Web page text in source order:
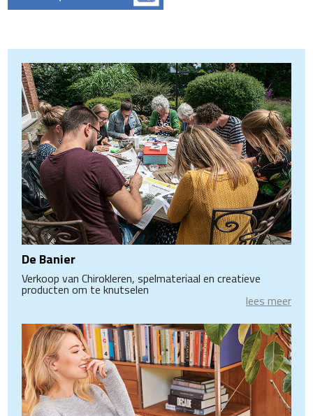
De Banier
Verkoop van Chirokleren, spelmateriaal en creatieve
producten om te knutselen
lees meer